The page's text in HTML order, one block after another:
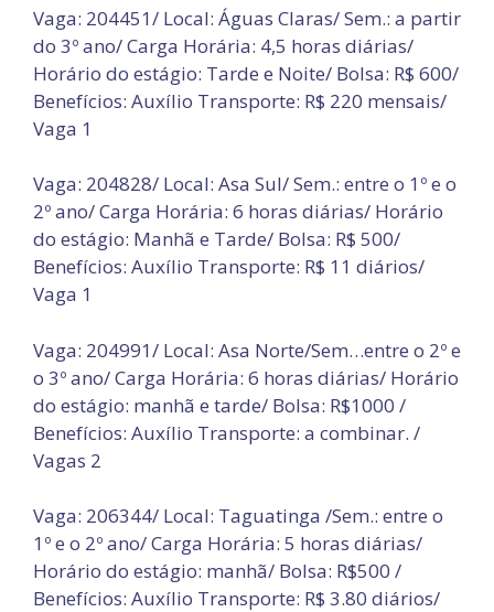
Vaga: 204451/ Local: Águas Claras/ Sem.: a partir
do 3º ano/ Carga Horária: 4,5 horas diárias/
Horário do estágio: Tarde e Noite/ Bolsa: R$ 600/
Benefícios: Auxílio Transporte: R$ 220 mensais/
Vaga 1
Vaga: 204828/ Local: Asa Sul/ Sem.: entre o 1º e o
2º ano/ Carga Horária: 6 horas diárias/ Horário
do estágio: Manhã e Tarde/ Bolsa: R$ 500/
Benefícios: Auxílio Transporte: R$ 11 diários/
Vaga 1
Vaga: 204991/ Local: Asa Norte/Sem…entre o 2º e
o 3º ano/ Carga Horária: 6 horas diárias/ Horário
do estágio: manhã e tarde/ Bolsa: R$1000 /
Benefícios: Auxílio Transporte: a combinar. /
Vagas 2
Vaga: 206344/ Local: Taguatinga /Sem.: entre o
1º e o 2º ano/ Carga Horária: 5 horas diárias/
Horário do estágio: manhã/ Bolsa: R$500 /
Benefícios: Auxílio Transporte: R$ 3.80 diários/